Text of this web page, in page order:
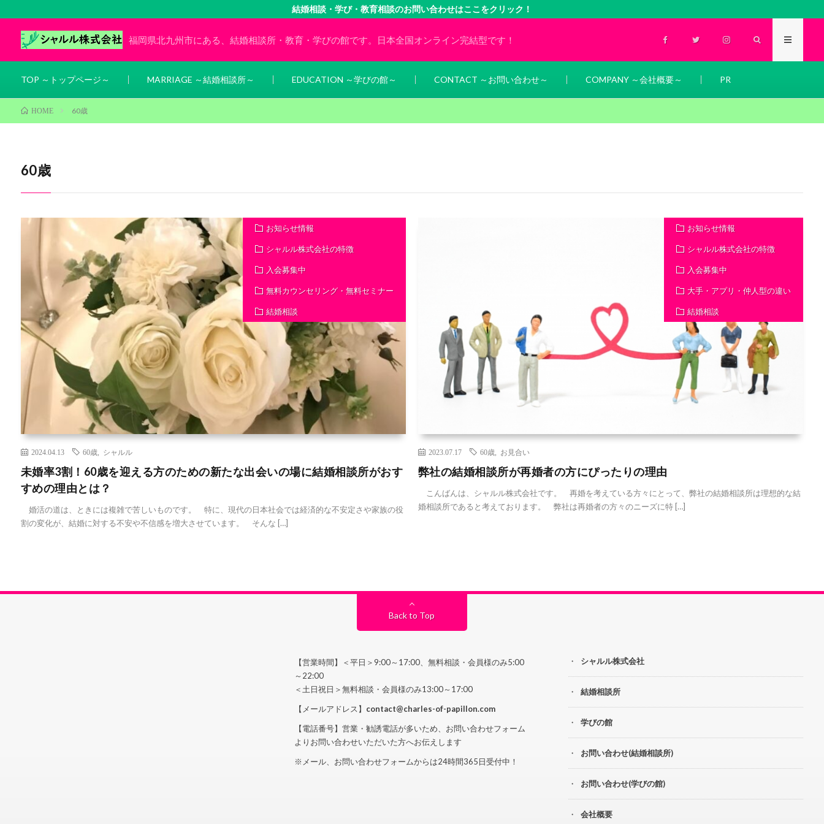
結婚相談・学び・教育相談のお問い合わせはここをクリック！
福岡県北九州市にある、結婚相談所・教育・学びの館です。日本全国オンライン完結型です！
TOP ～トップページ～ MARRIAGE ～結婚相談所～ EDUCATION ～学びの館～ CONTACT ～お問い合わせ～ COMPANY ～会社概要～ PR
HOME 60歳
60歳
お知らせ情報
シャルル株式会社の特徴
入会募集中
無料カウンセリング・無料セミナー
結婚相談
2024.04.13 60歳, シャルル
未婚率3割！60歳を迎える方のための新たな出会いの場に結婚相談所がおす
すめの理由とは？
婚活の道は、ときには複雑で苦しいものです。 特に、現代の日本社会では経済的な不安定さや家族の役
割の変化が、結婚に対する不安や不信感を増大させています。 そんな […]
お知らせ情報
シャルル株式会社の特徴
入会募集中
大手・アプリ・仲人型の違い
結婚相談
2023.07.17 60歳, お見合い
弊社の結婚相談所が再婚者の方にぴったりの理由
こんばんは、シャルル株式会社です。 再婚を考えている方々にとって、弊社の結婚相談所は理想的な結
婚相談所であると考えております。 弊社は再婚者の方々のニーズに特 […]
Back to Top
【営業時間】＜平日＞9:00～17:00、無料相談・会員様のみ5:00
～22:00
＜土日祝日＞無料相談・会員様のみ13:00～17:00
【メールアドレス】 contact@charles-of-papillon.com
【電話番号】営業・勧誘電話が多いため、お問い合わせフォーム
よりお問い合わせいただいた方へお伝えします
※メール、お問い合わせフォームからは24時間365日受付中！
シャルル株式会社
結婚相談所
学びの館
お問い合わせ(結婚相談所)
お問い合わせ(学びの館)
会社概要